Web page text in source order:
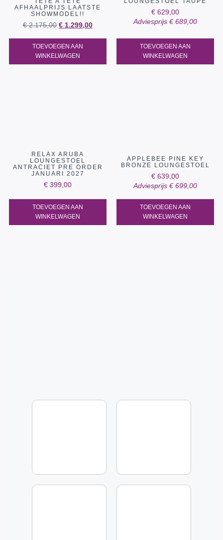
AFHAALPRIJS LAATSTE
SHOWMODEL!!
€2.175,00 € 1.299,00
TOEVOEGEN AAN
WINKELWAGEN
€ 629,00
Adviesprijs €689,00
TOEVOEGEN AAN
WINKELWAGEN
RELAX ARUBA
LOUNGESTOEL
ANTRACIET PRE ORDER
JANUARI 2027
€ 399,00
TOEVOEGEN AAN
WINKELWAGEN
APPLEBEE PINE KEY
BRONZE LOUNGESTOEL
€ 639,00
Adviesprijs €699,00
TOEVOEGEN AAN
WINKELWAGEN